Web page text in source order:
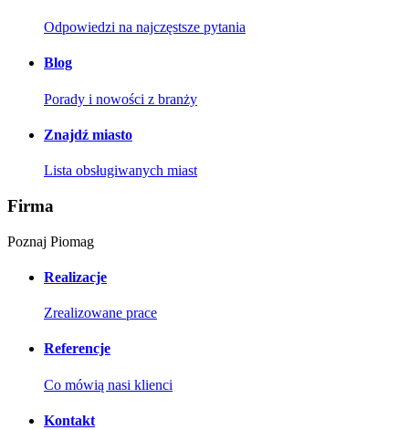
Odpowiedzi na najczęstsze pytania
Blog
Porady i nowości z branży
Znajdź miasto
Lista obsługiwanych miast
Firma
Poznaj Piomag
Realizacje
Zrealizowane prace
Referencje
Co mówią nasi klienci
Kontakt